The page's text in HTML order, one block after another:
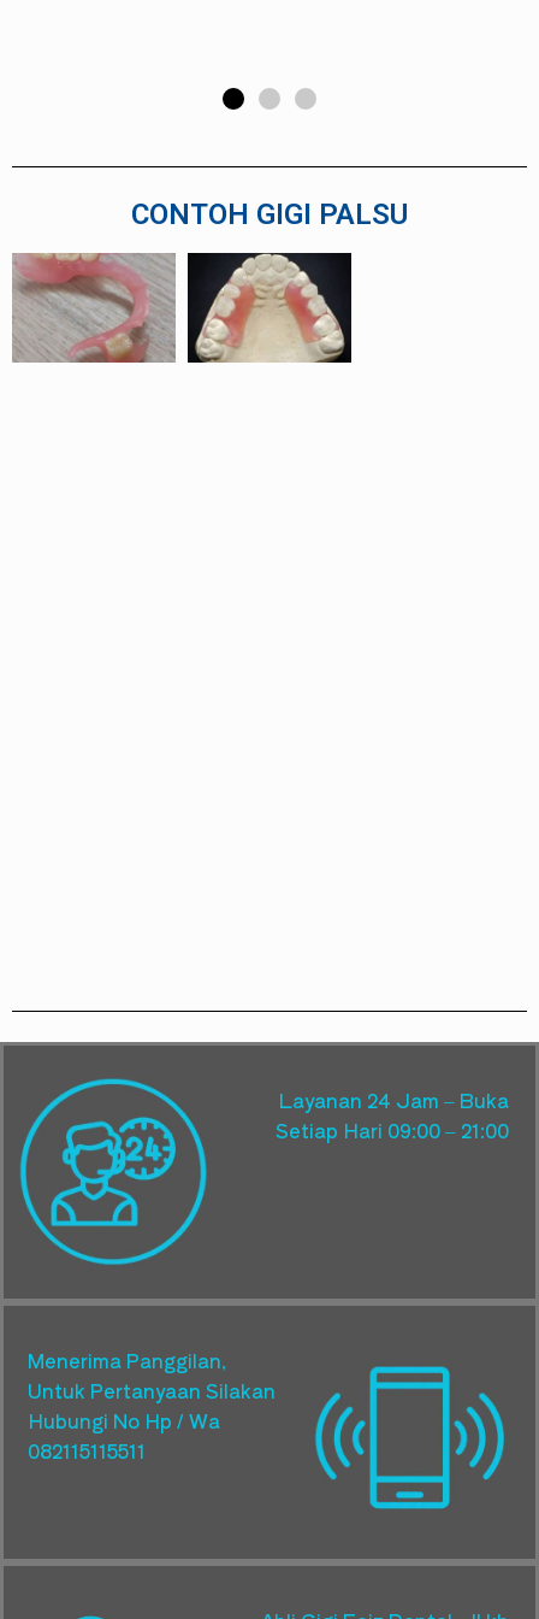
CONTOH GIGI PALSU
Layanan 24 Jam – Buka
Setiap Hari 09:00 – 21:00
Menerima Panggilan,
Untuk Pertanyaan Silakan
Hubungi No Hp / Wa
082115115511